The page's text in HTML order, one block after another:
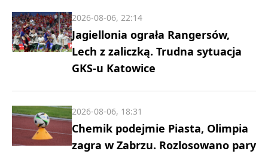
Jagiellonia ograła Rangersów,
Lech z zaliczką. Trudna sytuacja
GKS-u Katowice
2026-08-06, 22:14
Chemik podejmie Piasta, Olimpia
zagra w Zabrzu. Rozlosowano pary
2026-08-06, 18:31